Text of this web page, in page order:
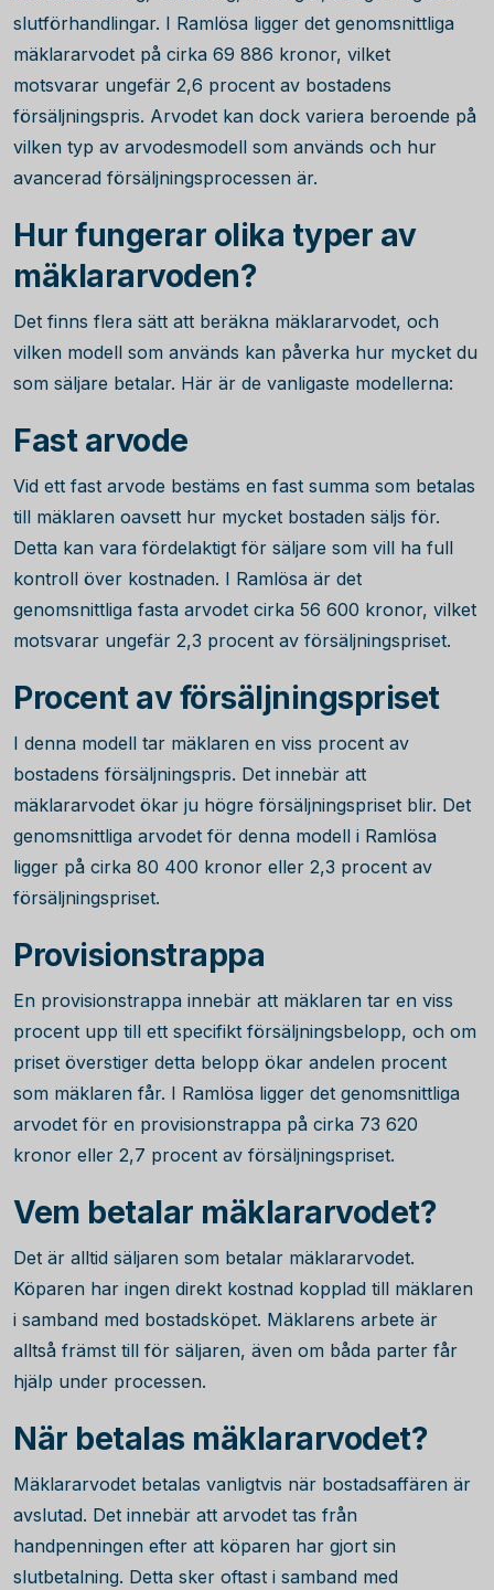
slutförhandlingar. I Ramlösa ligger det genomsnittliga
mäklararvodet på cirka 69 886 kronor, vilket
motsvarar ungefär 2,6 procent av bostadens
försäljningspris. Arvodet kan dock variera beroende på
vilken typ av arvodesmodell som används och hur
avancerad försäljningsprocessen är.
Hur fungerar olika typer av
mäklararvoden?
Det finns flera sätt att beräkna mäklararvodet, och
vilken modell som används kan påverka hur mycket du
som säljare betalar. Här är de vanligaste modellerna:
Fast arvode
Vid ett fast arvode bestäms en fast summa som betalas
till mäklaren oavsett hur mycket bostaden säljs för.
Detta kan vara fördelaktigt för säljare som vill ha full
kontroll över kostnaden. I Ramlösa är det
genomsnittliga fasta arvodet cirka 56 600 kronor, vilket
motsvarar ungefär 2,3 procent av försäljningspriset.
Procent av försäljningspriset
I denna modell tar mäklaren en viss procent av
bostadens försäljningspris. Det innebär att
mäklararvodet ökar ju högre försäljningspriset blir. Det
genomsnittliga arvodet för denna modell i Ramlösa
ligger på cirka 80 400 kronor eller 2,3 procent av
försäljningspriset.
Provisionstrappa
En provisionstrappa innebär att mäklaren tar en viss
procent upp till ett specifikt försäljningsbelopp, och om
priset överstiger detta belopp ökar andelen procent
som mäklaren får. I Ramlösa ligger det genomsnittliga
arvodet för en provisionstrappa på cirka 73 620
kronor eller 2,7 procent av försäljningspriset.
Vem betalar mäklararvodet?
Det är alltid säljaren som betalar mäklararvodet.
Köparen har ingen direkt kostnad kopplad till mäklaren
i samband med bostadsköpet. Mäklarens arbete är
alltså främst till för säljaren, även om båda parter får
hjälp under processen.
När betalas mäklararvodet?
Mäklararvodet betalas vanligtvis när bostadsaffären är
avslutad. Det innebär att arvodet tas från
handpenningen efter att köparen har gjort sin
slutbetalning. Detta sker oftast i samband med